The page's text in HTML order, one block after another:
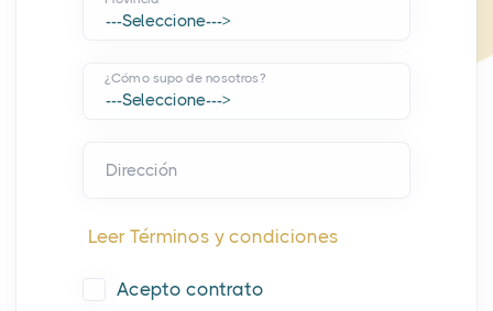
¿Cómo supo de nosotros?
Dirección
Leer Términos y condiciones
Acepto contrato